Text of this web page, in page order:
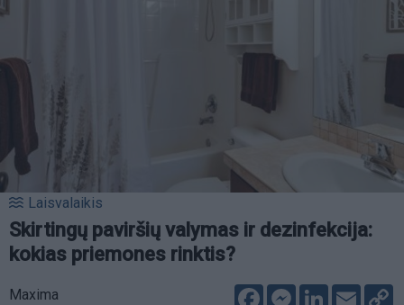
Laisvalaikis
Skirtingų paviršių valymas ir dezinfekcija:
kokias priemones rinktis?
Maxima FacebookMessenger
LinkedIn
Email